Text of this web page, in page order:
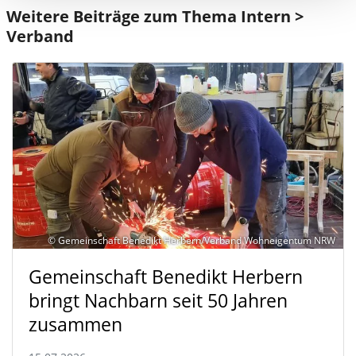
Weitere Beiträge zum Thema Intern >
Verband
© Gemeinschaft Benedikt Herbern/Verband Wohneigentum NRW
Gemeinschaft Benedikt Herbern
bringt Nachbarn seit 50 Jahren
zusammen